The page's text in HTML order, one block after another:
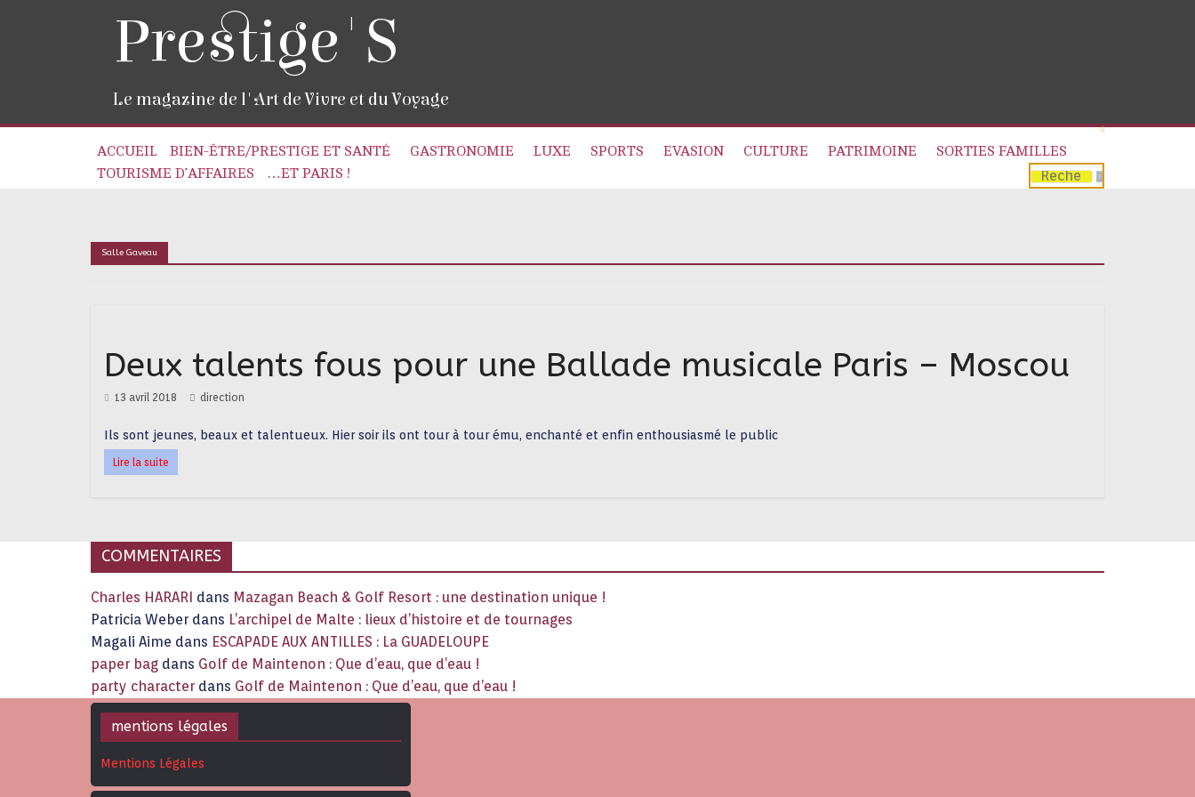
Prestige'S
Le magazine de l'Art de Vivre et du Voyage
ACCUEIL BIEN-ÊTRE/PRESTIGE ET SANTÉ GASTRONOMIE LUXE SPORTS EVASION CULTURE PATRIMOINE
SORTIES FAMILLES
TOURISME D’AFFAIRES
…ET PARIS !
Salle Gaveau
Deux talents fous pour une Ballade musicale Paris – Moscou
13 avril 2018 direction
Ils sont jeunes, beaux et talentueux. Hier soir ils ont tour à tour ému, enchanté et enfin enthousiasmé le public
Lire la suite
COMMENTAIRES
Charles HARARI dans Mazagan Beach & Golf Resort : une destination unique !
Patricia Weber dans L’archipel de Malte : lieux d’histoire et de tournages
Magali Aime dans ESCAPADE AUX ANTILLES : La GUADELOUPE
paper bag dans Golf de Maintenon : Que d’eau, que d’eau !
party character dans Golf de Maintenon : Que d’eau, que d’eau !
mentions légales
Mentions Légales